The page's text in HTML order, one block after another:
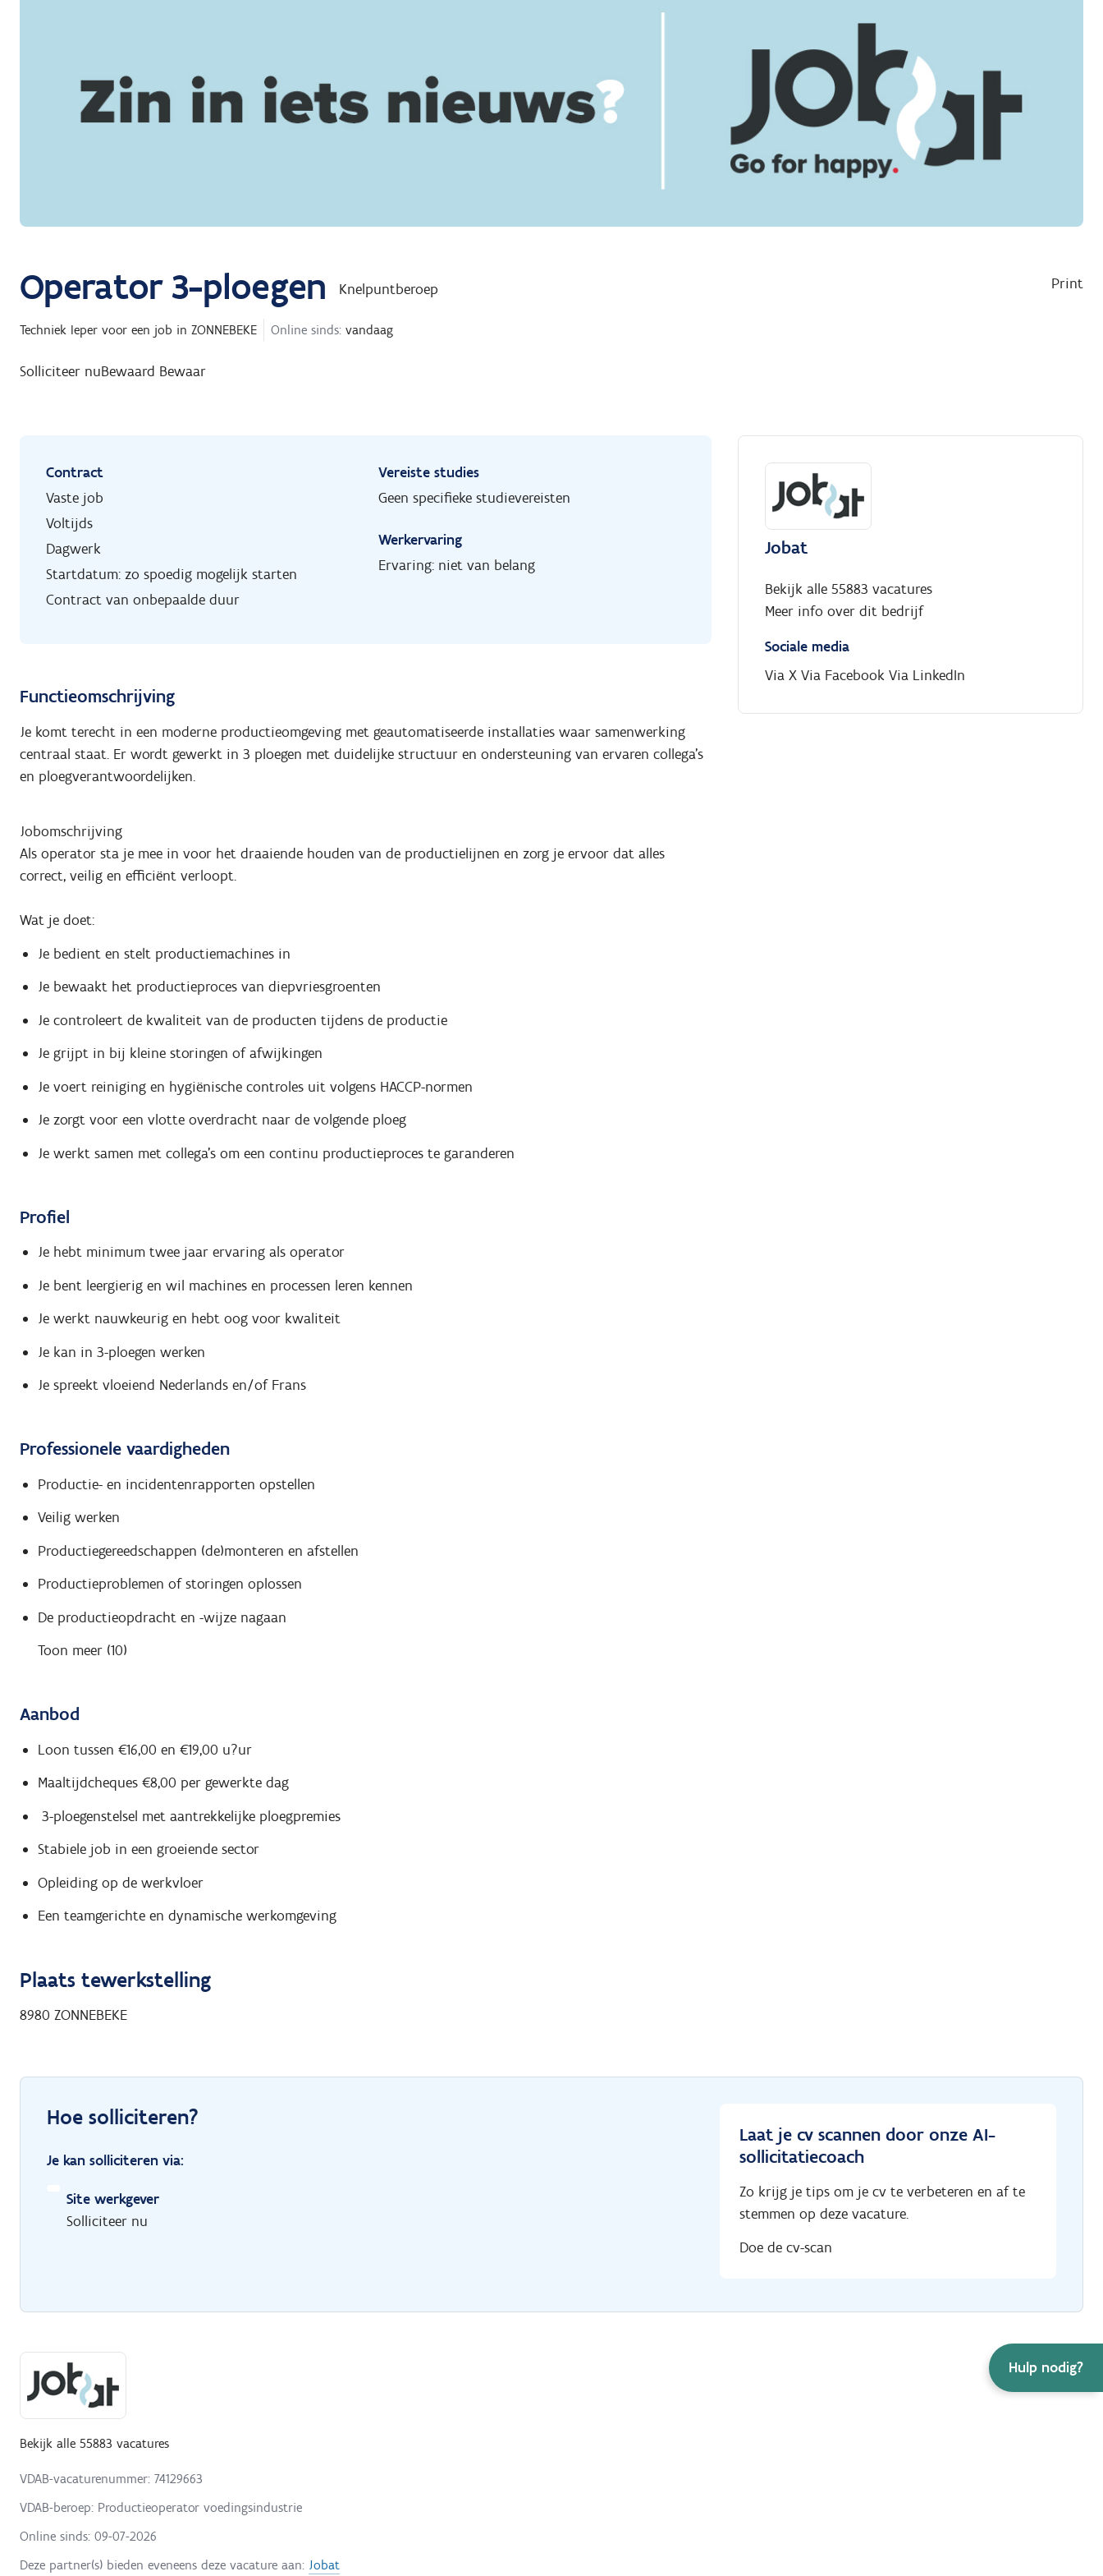
Hulp nodig?
Operator 3-ploegen Knelpuntberoep Print
Techniek Ieper voor een job in ZONNEBEKE Online sinds: vandaag
Solliciteer nuBewaard Bewaar
Contract
Vaste job
Voltijds
Dagwerk
Startdatum: zo spoedig mogelijk starten
Contract van onbepaalde duur
Vereiste studies
Geen specifieke studievereisten
Werkervaring
Ervaring: niet van belang
Functieomschrijving
Je komt terecht in een moderne productieomgeving met geautomatiseerde installaties waar samenwerking
centraal staat. Er wordt gewerkt in 3 ploegen met duidelijke structuur en ondersteuning van ervaren collega’s
en ploegverantwoordelijken.
Jobomschrijving
Als operator sta je mee in voor het draaiende houden van de productielijnen en zorg je ervoor dat alles
correct, veilig en efficiënt verloopt.
Wat je doet:
Je bedient en stelt productiemachines in
Je bewaakt het productieproces van diepvriesgroenten
Je controleert de kwaliteit van de producten tijdens de productie
Je grijpt in bij kleine storingen of afwijkingen
Je voert reiniging en hygiënische controles uit volgens HACCP-normen
Je zorgt voor een vlotte overdracht naar de volgende ploeg
Je werkt samen met collega’s om een continu productieproces te garanderen
Profiel
Je hebt minimum twee jaar ervaring als operator
Je bent leergierig en wil machines en processen leren kennen
Je werkt nauwkeurig en hebt oog voor kwaliteit
Je kan in 3-ploegen werken
Je spreekt vloeiend Nederlands en/of Frans
Professionele vaardigheden
Productie- en incidentenrapporten opstellen
Veilig werken
Productiegereedschappen (de)monteren en afstellen
Productieproblemen of storingen oplossen
De productieopdracht en -wijze nagaan
Toon meer (10)
Aanbod
Loon tussen €16,00 en €19,00 u?ur
Maaltijdcheques €8,00 per gewerkte dag
3-ploegenstelsel met aantrekkelijke ploegpremies
Stabiele job in een groeiende sector
Opleiding op de werkvloer
Een teamgerichte en dynamische werkomgeving
Plaats tewerkstelling
8980 ZONNEBEKE
Jobat
Bekijk alle 55883 vacatures
Meer info over dit bedrijf
Sociale media
Via X Via Facebook Via LinkedIn
Hoe solliciteren?
Je kan solliciteren via:
Site werkgever
Solliciteer nu
Laat je cv scannen door onze AI-
sollicitatiecoach
Zo krijg je tips om je cv te verbeteren en af te
stemmen op deze vacature.
Doe de cv-scan
Bekijk alle 55883 vacatures
VDAB-vacaturenummer: 74129663
VDAB-beroep: Productieoperator voedingsindustrie
Online sinds: 09-07-2026
Deze partner(s) bieden eveneens deze vacature aan: Jobat